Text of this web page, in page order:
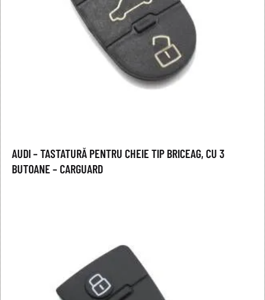
AUDI – TASTATURĂ PENTRU CHEIE TIP BRICEAG, CU 3
BUTOANE – CARGUARD